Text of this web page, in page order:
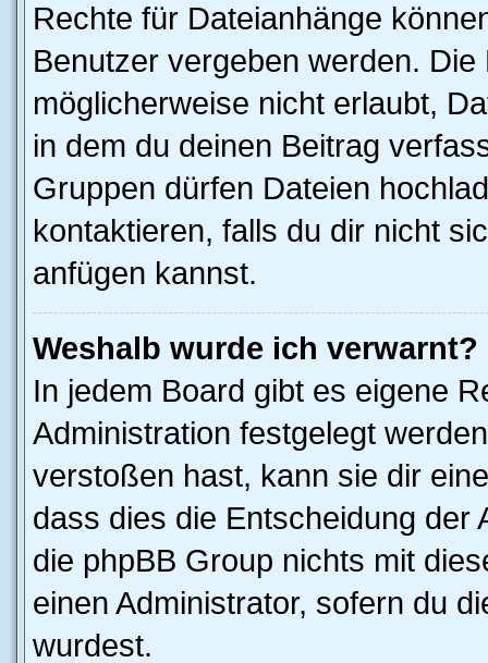
Rechte für Dateianhänge
Benutzer vergeben werden.
möglicherweise nicht erlaubt,
in dem du deinen Beitrag
Gruppen dürfen Dateien
kontaktieren, falls du dir nicht
anfügen kannst.
Weshalb wurde ich verwarnt?
In jedem Board gibt es eigene
Administration festgelegt
verstoßen hast, kann sie dir
dass dies die Entscheidung der
die phpBB Group nichts mit
einen Administrator, sofern du
wurdest.